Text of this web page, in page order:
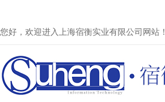
您好，欢迎进入上海宿衡实业有限公司网站！